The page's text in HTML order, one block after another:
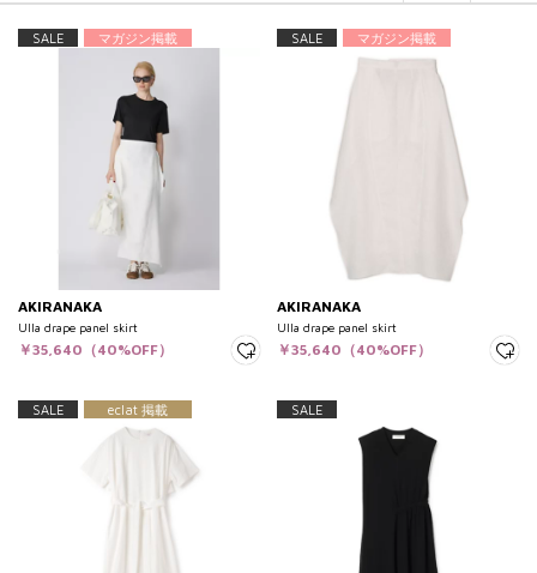
SALE マガジン掲載
AKIRANAKA
Ulla drape panel skirt
￥35,640（40%OFF）
SALE マガジン掲載
AKIRANAKA
Ulla drape panel skirt
￥35,640（40%OFF）
SALE eclat 掲載 SALE